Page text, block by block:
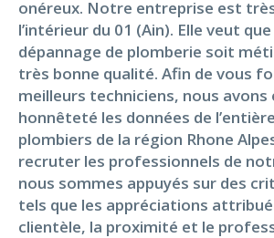
onéreux. Notre entreprise est
l’intérieur du 01 (Ain). Elle veut
dépannage de plomberie soit
très bonne qualité. Afin de vous
meilleurs techniciens, nous
honnêteté les données de
plombiers de la région Rhone
recruter les professionnels de
nous sommes appuyés sur des
tels que les appréciations
clientèle, la proximité et le